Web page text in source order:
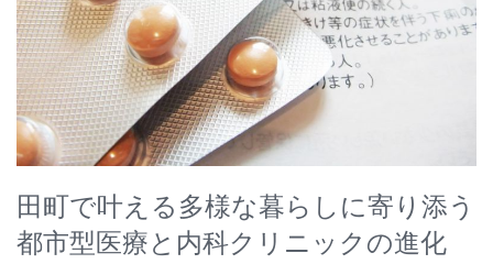
田町で叶える多様な暮らしに寄り添う
都市型医療と内科クリニックの進化